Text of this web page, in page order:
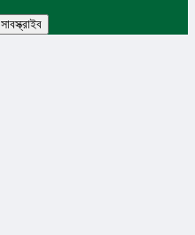
সাবস্ক্রাইব